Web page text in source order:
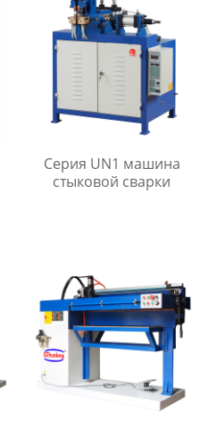
Серия UN1 машина
стыковой сварки